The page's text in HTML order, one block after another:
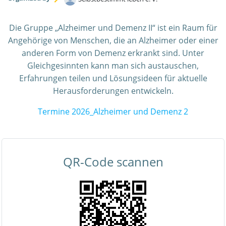
Die Gruppe „Alzheimer und Demenz II“ ist ein Raum für
Angehörige von Menschen, die an Alzheimer oder einer
anderen Form von Demenz erkrankt sind. Unter
Gleichgesinnten kann man sich austauschen,
Erfahrungen teilen und Lösungsideen für aktuelle
Herausforderungen entwickeln.
Termine 2026_Alzheimer und Demenz 2
QR-Code scannen